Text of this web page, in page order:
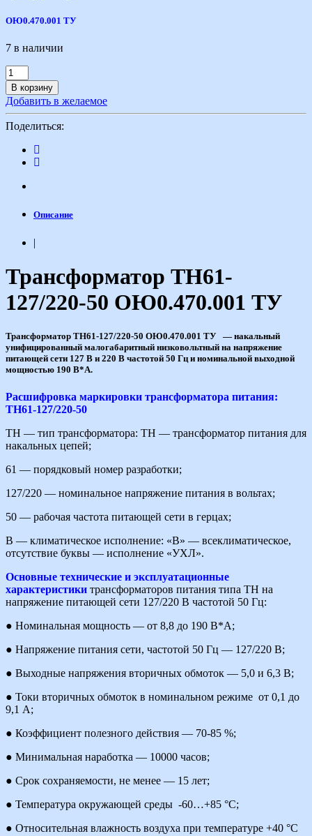
ОЮ0.470.001 ТУ
7 в наличии
В корзину
Добавить в желаемое
Поделиться:
Описание
|
Трансформатор ТН61-
127/220-50 ОЮ0.470.001 ТУ
Трансформатор ТН61-127/220-50 ОЮ0.470.001 ТУ — накальный
унифицированный малогабаритный низковольтный на напряжение
питающей сети 127 В и 220 В частотой 50 Гц и номинальной выходной
мощностью 190 В*А.
Расшифровка маркировки трансформатора питания:
ТН61-127/220-50
ТН — тип трансформатора: ТН — трансформатор питания для
накальных цепей;
61 — порядковый номер разработки;
127/220 — номинальное напряжение питания в вольтах;
50 — рабочая частота питающей сети в герцах;
В — климатическое исполнение: «В» — всеклиматическое,
отсутствие буквы — исполнение «УХЛ».
Основные технические и эксплуатационные
характеристики трансформаторов питания типа ТН на
напряжение питающей сети 127/220 В частотой 50 Гц:
● Номинальная мощность — от 8,8 до 190 В*А;
● Напряжение питания сети, частотой 50 Гц — 127/220 В;
● Выходные напряжения вторичных обмоток — 5,0 и 6,3 В;
● Токи вторичных обмоток в номинальном режиме от 0,1 до
9,1 А;
● Коэффициент полезного действия — 70-85 %;
● Минимальная наработка — 10000 часов;
● Срок сохраняемости, не менее — 15 лет;
● Температура окружающей среды -60…+85 °С;
● Относительная влажность воздуха при температуре +40 °С